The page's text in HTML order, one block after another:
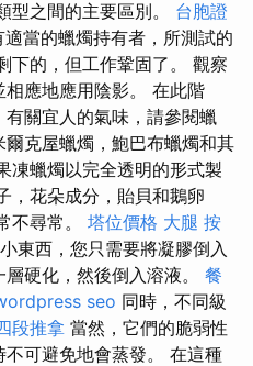
型之間的主要區別。 台胞證
適當的蠟燭持有者，所測試的
下的，但工作鞏固了。 觀察
應地應用陰影。 在此階
關宜人的氣味，請參閱蠟
克屋蠟燭，鮑巴布蠟燭和其
凍蠟燭以完全透明的形式製
，花朵成分，貽貝和鵝卵
不尋常。 塔位價格 大腿 按
東西，您只需要將凝膠倒入
硬化，然後倒入溶液。 餐
seo 同時，不同級
段推拿 當然，它們的脆弱性
可避免地會蒸發。 在這種